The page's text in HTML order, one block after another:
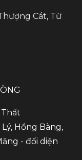
Cát, Từ
Thất
Hồng Bàng,
- đối diện